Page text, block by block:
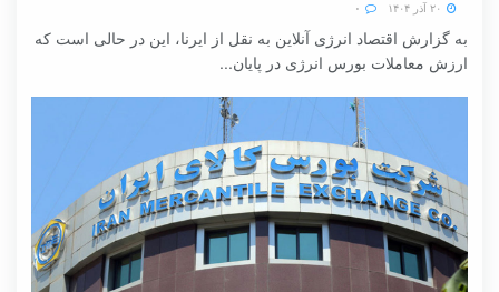
به گزارش اقتصاد انرژی آنلاین به نقل از ایرنا، این در حالی است که
ارزش معاملات بورس انرژی در پایان...